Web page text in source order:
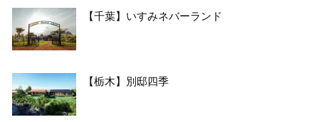
【千葉】いすみネバーランド
【栃木】別邸四季